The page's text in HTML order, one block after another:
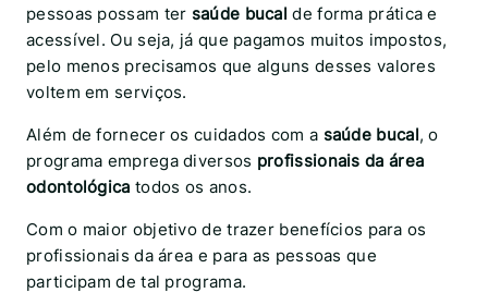
pessoas possam ter saúde bucalde forma prática e
acessível. Ou seja, já que pagamos muitos impostos,
pelo menos precisamos que alguns desses valores
voltem em serviços.
Além de fornecer os cuidados com a saúde bucal, o
programa emprega diversos profissionais da área
odontológica todos os anos.
Com o maior objetivo de trazer benefícios para os
profissionais da área e para as pessoas que
participam de tal programa.